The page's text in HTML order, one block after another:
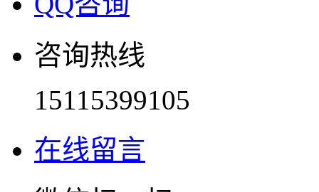
咨询热线
15115399105
在线留言